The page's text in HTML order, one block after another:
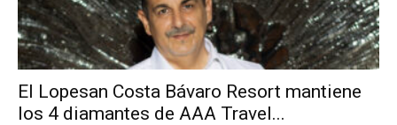
El Lopesan Costa Bávaro Resort mantiene
los 4 diamantes de AAA Travel...